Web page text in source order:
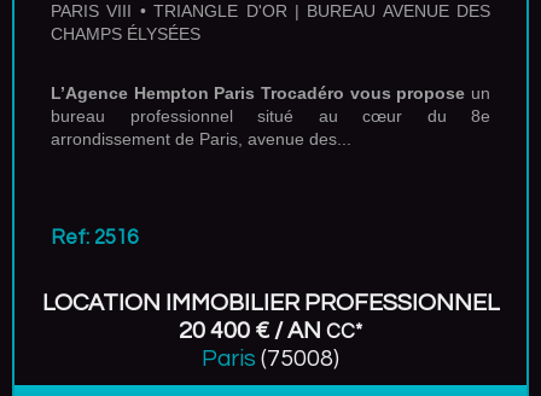
PARIS VIII • TRIANGLE D'OR | BUREAU AVENUE DES
CHAMPS ÉLYSÉES
L’Agence Hempton Paris Trocadéro vous propose un
bureau professionnel situé au cœur du 8e
arrondissement de Paris, avenue des...
Ref: 2516
LOCATION IMMOBILIER PROFESSIONNEL
20 400 € / AN CC*
Paris (75008)